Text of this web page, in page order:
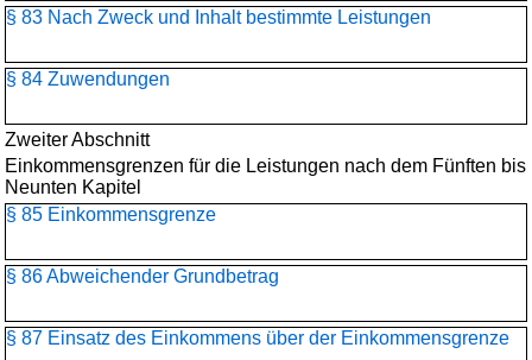
§ 83 Nach Zweck und Inhalt bestimmte Leistungen
§ 84 Zuwendungen
Zweiter Abschnitt
Einkommensgrenzen für die Leistungen nach dem Fünften bis
Neunten Kapitel
§ 85 Einkommensgrenze
§ 86 Abweichender Grundbetrag
§ 87 Einsatz des Einkommens über der Einkommensgrenze